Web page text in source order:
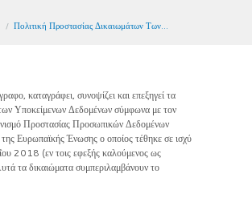
Πολιτική Προστασίας Δικαιωμάτων Των...
καταγράφει, συνοψίζει και επεξηγεί τα
Υποκείμενων Δεδομένων σύμφωνα με τον
Προστασίας Προσωπικών Δεδομένων
Ευρωπαϊκής Ένωσης ο οποίος τέθηκε σε ισχύ
2018 (εν τοις εφεξής καλούμενος ως
τα δικαιώματα συμπεριλαμβάνουν το